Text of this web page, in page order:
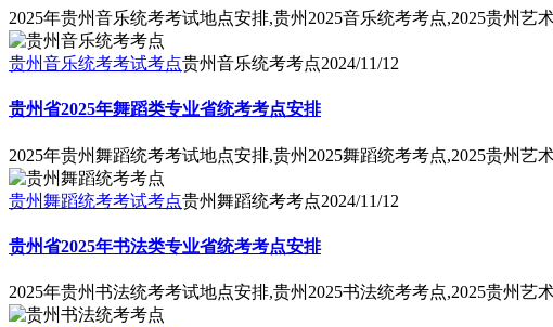
2025年贵州音乐统考考试地点安排,贵州2025音乐统考考点,2025贵州
贵州音乐统考考试考点贵州音乐统考考点2024/11/12
贵州省2025年舞蹈类专业省统考考点安排
2025年贵州舞蹈统考考试地点安排,贵州2025舞蹈统考考点,2025贵州
贵州舞蹈统考考试考点贵州舞蹈统考考点2024/11/12
贵州省2025年书法类专业省统考考点安排
2025年贵州书法统考考试地点安排,贵州2025书法统考考点,2025贵州